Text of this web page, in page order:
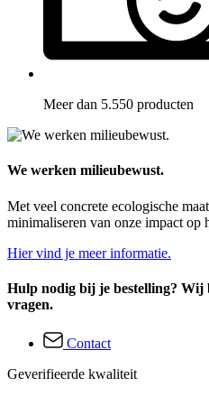
Meer dan 5.550 producten
We werken milieubewust.
Met veel concrete ecologische
minimaliseren van onze impact op
Hier vind je meer informatie.
Hulp nodig bij je bestelling? Wij
vragen.
Contact
Geverifieerde kwaliteit